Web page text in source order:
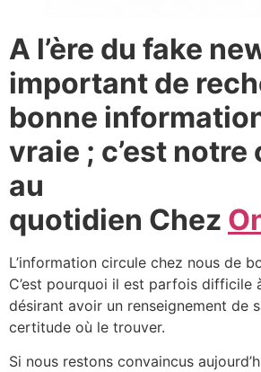
A l’ère du fake
important de
bonne
vraie ; c’est notre
au
quotidien Chez
L’information circule chez nous de
C’est pourquoi il est parfois difficile
désirant avoir un renseignement de
certitude où le trouver.
Si nous restons convaincus